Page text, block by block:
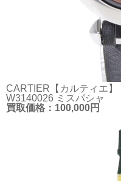
CARTIER【カルティエ】
W3140026 ミスパシャ
買取価格：100,000円